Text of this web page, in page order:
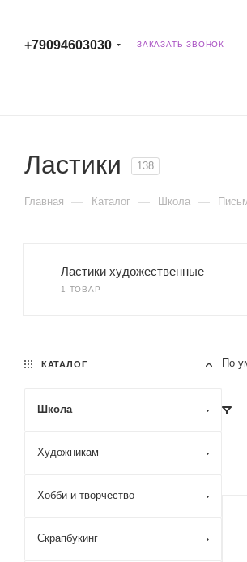
+79094603030 ЗАКАЗАТЬ ЗВОНОК
Ластики 138
Главная — Каталог — Школа —
Ластики художественные
1 ТОВАР
По
КАТАЛОГ
Школа
Художникам
Хобби и творчество
Скрапбукинг